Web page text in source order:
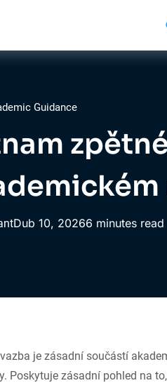
Guidance
Dub 10, 20266 minutes read
je zásadní součástí
Poskytuje zásadní pohled na